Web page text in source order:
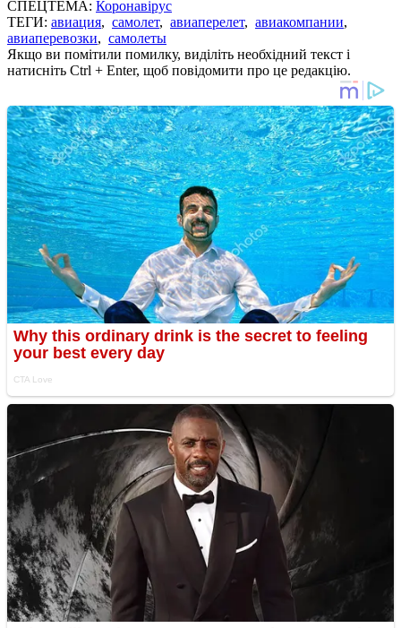
СПЕЦТЕМА: Коронавірус
ТЕГИ: авиация, самолет, авиаперелет, авиакомпании,
авиаперевозки, самолеты
Якщо ви помітили помилку, виділіть необхідний текст і
натисніть Ctrl + Enter, щоб повідомити про це редакцію.